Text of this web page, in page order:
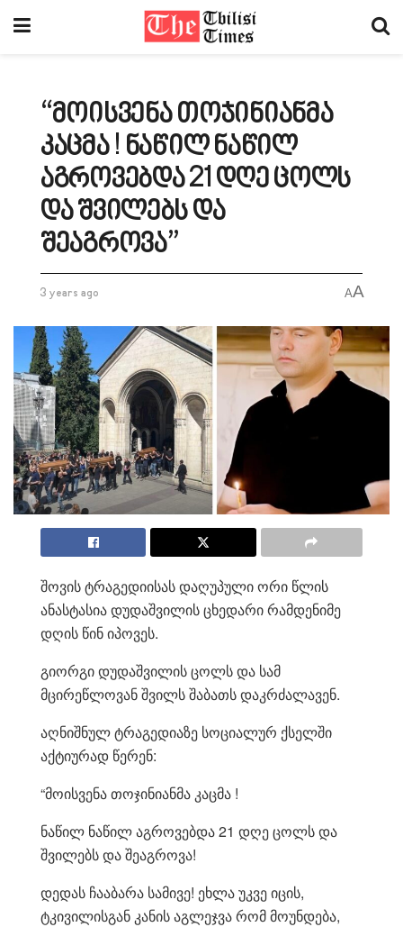
“მოისვენა თოჯინიანმა
კაცმა ! ნაწილ ნაწილ
აგროვებდა 21 დღე ცოლს
და შვილებს და
შეაგროვა”
3 years ago AA
შოვის ტრაგედიისას დაღუპული ორი წლის
ანასტასია დუდაშვილის ცხედარი რამდენიმე
დღის წინ იპოვეს.
გიორგი დუდაშვილის ცოლს და სამ
მცირეწლოვან შვილს შაბათს დაკრძალავენ.
აღნიშნულ ტრაგედიაზე სოციალურ ქსელში
აქტიურად წერენ:
“მოისვენა თოჯინიანმა კაცმა !
ნაწილ ნაწილ აგროვებდა 21 დღე ცოლს და
შვილებს და შეაგროვა!
დედას ჩააბარა სამივე! ეხლა უკვე იცის,
ტკივილისგან კანის აგლეჯვა რომ მოუნდება,